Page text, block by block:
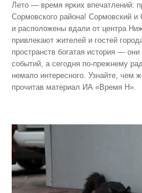
Лето — время ярких впечатлений:
Сормовского района! Сормовский и
и расположены вдали от центра
привлекают жителей и гостей
пространств богатая история —
событий, а сегодня по‑прежнему
немало интересного. Узнайте, чем
прочитав материал ИА «Время Н».